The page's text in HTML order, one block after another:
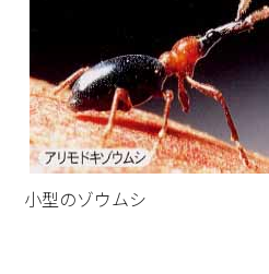
小型のゾウムシ